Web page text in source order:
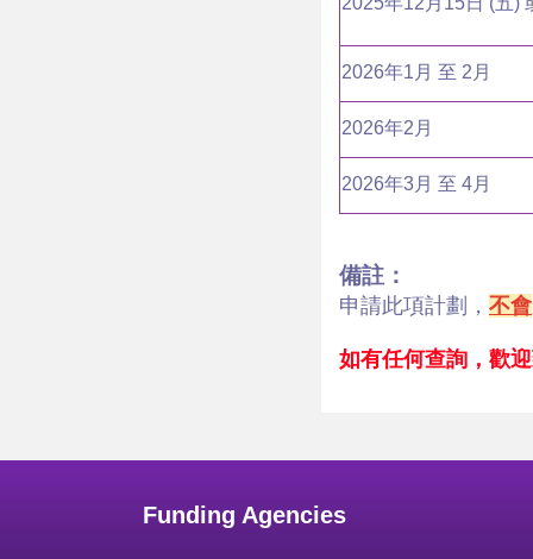
2026年1月 至 2月
2026年2月
2026年3月 至 4月
備註：
申請此項計劃， 不會
如有任何查詢，歡
Funding Agencies